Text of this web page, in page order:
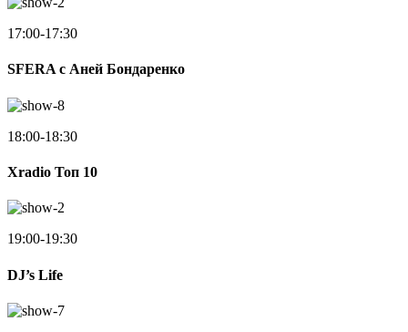
17:00-17:30
SFERA с Аней Бондаренко
18:00-18:30
Xradio Топ 10
19:00-19:30
DJ’s Life